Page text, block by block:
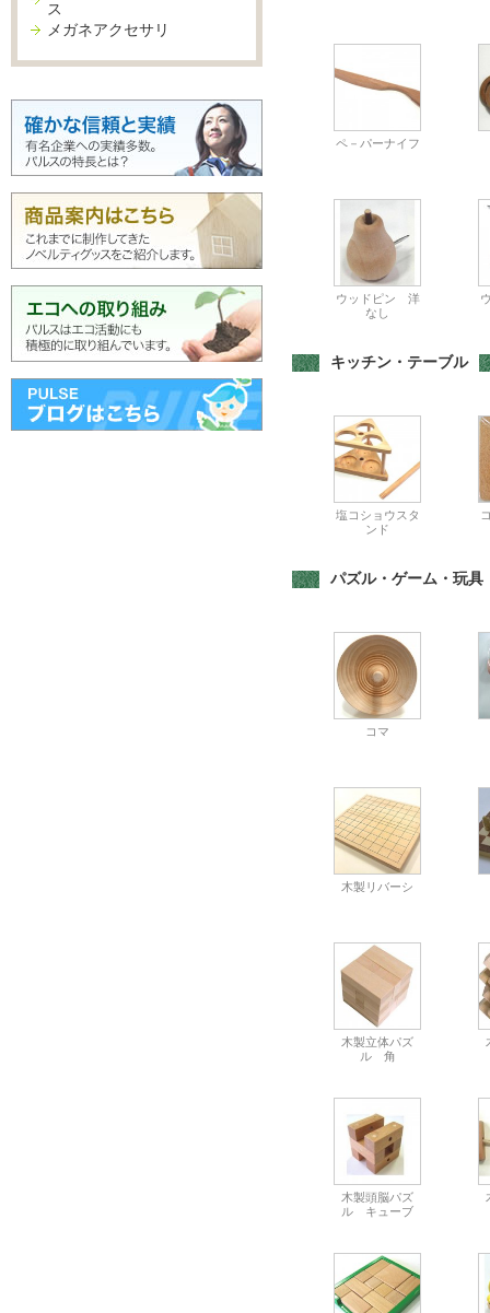
ス
メガネアクセサリ
ペ－パーナイフ
ウッドピン 洋
なし
キッチン・テーブル
塩コショウスタ
ンド
パズル・ゲーム・玩具
コマ
木製リバーシ
木製立体パズ
ル 角
木製頭脳パズ
ル キューブ